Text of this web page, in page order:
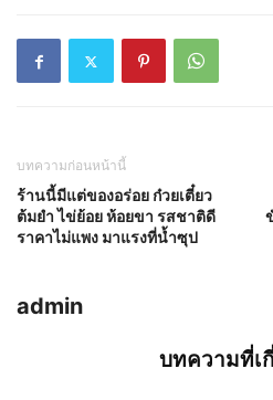
บทความก่อนหน้านี้
ร้านนี้มีแต่ของอร่อย ก๋วยเตี๋ยว
ต้มยำ ไข่ย้อย ห้อยขา รสชาติดี
ราคาไม่แพง มาแรงที่น้ำซุป
admin
บทความที่เ